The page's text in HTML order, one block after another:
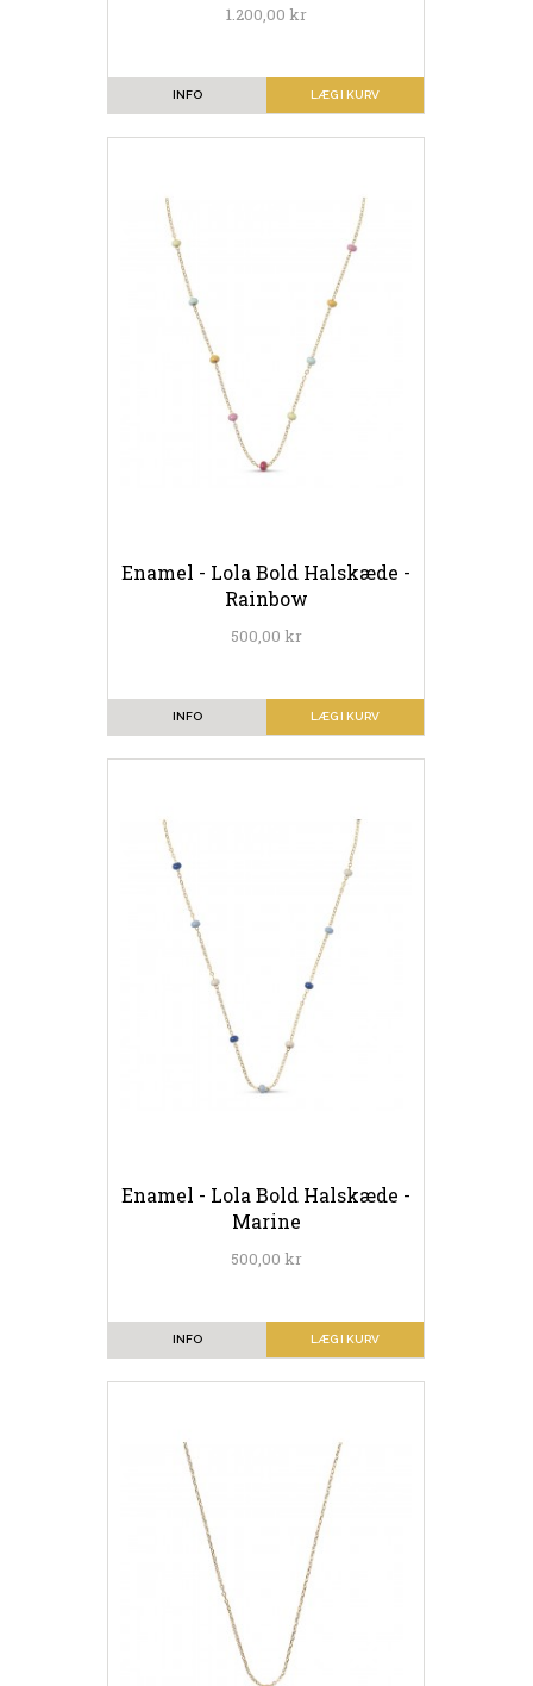
1.200,00 kr
LÆG I KURV
INFO
Enamel - Lola Bold Halskæde -
Rainbow
500,00 kr
LÆG I KURV
INFO
Enamel - Lola Bold Halskæde -
Marine
500,00 kr
LÆG I KURV
INFO